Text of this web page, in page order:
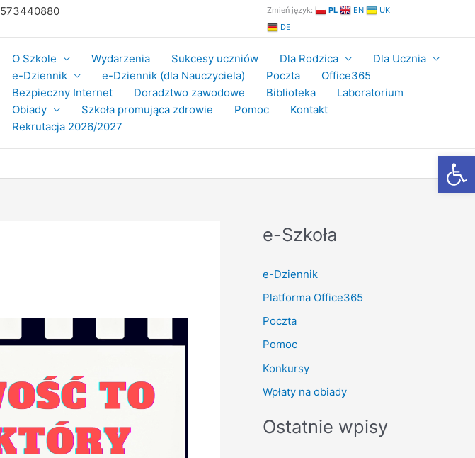
573440880
Zmień język: PL EN
UK
DE
O Szkole Wydarzenia Sukcesy uczniów Dla Rodzica
Dla Ucznia
e-Dziennik
e-Dziennik (dla Nauczyciela) Poczta
Office365
Bezpieczny Internet
Doradztwo zawodowe Biblioteka
Laboratorium
Obiady
Szkoła promująca zdrowie Pomoc
Kontakt
Rekrutacja 2026/2027
e-Szkoła
e-Dziennik
Platforma Office365
Poczta
Pomoc
Konkursy
Wpłaty na obiady
Ostatnie wpisy